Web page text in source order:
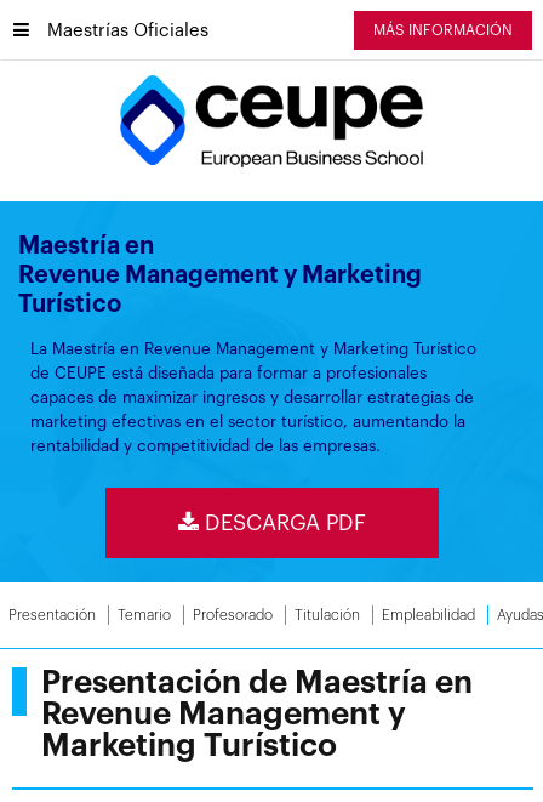
Maestrías Oficiales MÁS INFORMACIÓN
Maestría en
Revenue Management y Marketing
Turístico
La Maestría en Revenue Management y Marketing Turístico
de CEUPE está diseñada para formar a profesionales
capaces de maximizar ingresos y desarrollar estrategias de
marketing efectivas en el sector turístico, aumentando la
rentabilidad y competitividad de las empresas.
DESCARGA PDF
Presentación Temario Profesorado Titulación Empleabilidad Ayudas
Presentación de Maestría en
Revenue Management y
Marketing Turístico